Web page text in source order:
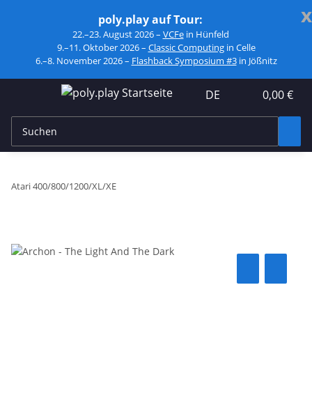
x
poly.play auf Tour:
22.–23. August 2026 – VCFein Hünfeld
9.–11. Oktober 2026 – Classic Computingin Celle
6.–8. November 2026 – Flashback Symposium #3in Jößnitz
DE 0,00 €
Atari 400/800/1200/XL/XE